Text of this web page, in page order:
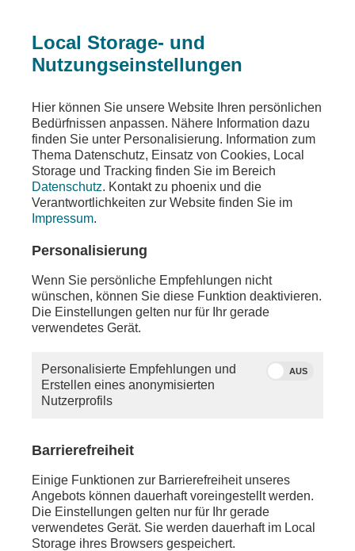
Ein Fehler ist aufgetreten
Die angeforderte Seite wurde nicht gefunden
Die von Ihnen gewünschten Inhalte sind unter der
aufgerufenen Adresse nicht oder auch nicht mehr
vorhanden. Möglicherweise haben Sie einen
veralteten Link oder ein altes Lesezeichen
Besuchen Sie unsereHomepage, um sich über
unser aktuelles Angebot zu informieren.
schreiben Sie uns eineE-Mail.
Sie vermissen einen Beitrag? Aufgrund der
PHOENIX.online viele Beiträge nicht mehr so lange
Local Storage- und
Nutzungseinstellungen
Hier können Sie unsere Website Ihren persönlichen
Bedürfnissen anpassen. Nähere Information dazu
finden Sie unter Personalisierung. Information zum
Thema Datenschutz, Einsatz von Cookies, Local
Storage und Tracking finden Sie im Bereich
Datenschutz. Kontakt zu phoenix und die
Verantwortlichkeiten zur Website finden Sie im
Impressum.
Personalisierung
Wenn Sie persönliche Empfehlungen nicht
wünschen, können Sie diese Funktion deaktivieren.
Die Einstellungen gelten nur für Ihr gerade
verwendetes Gerät.
Personalisierte Empfehlungen und
Erstellen eines anonymisierten
Nutzerprofils
AUS
Barrierefreiheit
Einige Funktionen zur Barrierefreiheit unseres
Angebots können dauerhaft voreingestellt werden.
Die Einstellungen gelten nur für Ihr gerade
verwendetes Gerät. Sie werden dauerhaft im Local
Storage ihres Browsers gespeichert.